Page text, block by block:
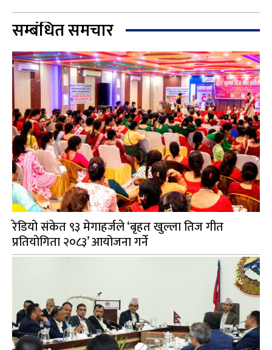
सम्बंधित समचार
रेडियो संकेत ९३ मेगाहर्जले ‘बृहत खुल्ला तिज गीत
प्रतियोगिता २०८३’ आयोजना गर्ने